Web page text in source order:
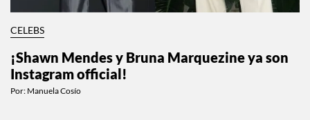
CELEBS
¡Shawn Mendes y Bruna Marquezine ya son
Instagram official!
Por: Manuela Cosío